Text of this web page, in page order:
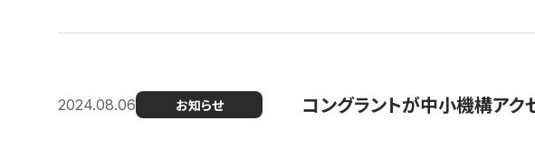
2024.08.06 お知らせ コングラントが中小機構アク